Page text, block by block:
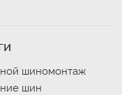
шиномонтаж
шин